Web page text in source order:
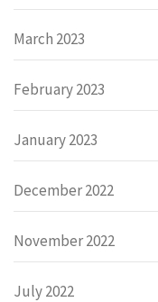
March 2023
February 2023
January 2023
December 2022
November 2022
July 2022